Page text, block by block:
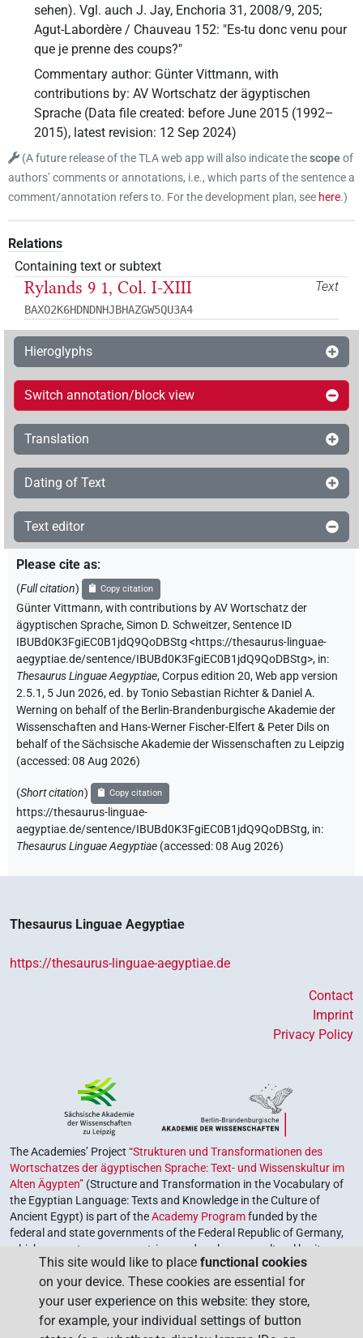
sehen). Vgl. auch J. Jay, Enchoria 31, 2008/9, 205;
Agut-Labordère / Chauveau 152: "Es-tu donc venu pour
que je prenne des coups?"
Commentary author: Günter Vittmann, with
contributions by: AV Wortschatz der ägyptischen
Sprache (Data file created: before June 2015 (1992–
2015), latest revision: 12 Sep 2024)
(A future release of the TLA web app will also indicate thescopeof
authors’ comments or annotations, i.e., which parts of the sentence a
comment/annotation refers to. For the development plan, see here.)
Relations
Containing text or subtext
Text
Rylands 9 1, Col. I-XIII
BAXO2K6HDNDNHJBHAZGW5QU3A4
Hieroglyphs
Switch annotation/block view
Translation
Dating of Text
Text editor
Please cite as:
(Full citation) Copy citation
Günter Vittmann,with contributions byAV Wortschatz der
ägyptischen Sprache,Simon D. Schweitzer,Sentence ID
IBUBd0K3FgiEC0B1jdQ9QoDBStg <https://thesaurus-linguae-
aegyptiae.de/sentence/IBUBd0K3FgiEC0B1jdQ9QoDBStg>, in:
Thesaurus Linguae Aegyptiae,Corpus edition 20, Web app version
2.5.1, 5 Jun 2026, ed. by Tonio Sebastian Richter & Daniel A.
Werning on behalf of the Berlin-Brandenburgische Akademie der
Wissenschaften and Hans-Werner Fischer-Elfert & Peter Dils on
behalf of the Sächsische Akademie der Wissenschaften zu Leipzig
(accessed:08 Aug 2026)
(Short citation) Copy citation
https://thesaurus-linguae-
aegyptiae.de/sentence/IBUBd0K3FgiEC0B1jdQ9QoDBStg, in:
Thesaurus Linguae Aegyptiae (accessed:08 Aug 2026)
Thesaurus Linguae Aegyptiae
https://thesaurus-linguae-aegyptiae.de
Contact
Imprint
Privacy Policy
The Academies’ Project “Strukturen und Transformationen des
Wortschatzes der ägyptischen Sprache: Text- und Wissenskultur im
Alten Ägypten” (Structure and Transformation in the Vocabulary of
the Egyptian Language: Texts and Knowledge in the Culture of
Ancient Egypt) is part of theAcademy Programfunded by the
federal and state governments of the Federal Republic of Germany,
which serves to preserve, retrieve and explore our cultural heritage.
The program is coordinated by theUnion of the German Academies
of Sciences and Humanities.
This site would like to place functional cookies
on your device. These cookies are essential for
your user experience on this website: they store,
for example, your individual settings of button